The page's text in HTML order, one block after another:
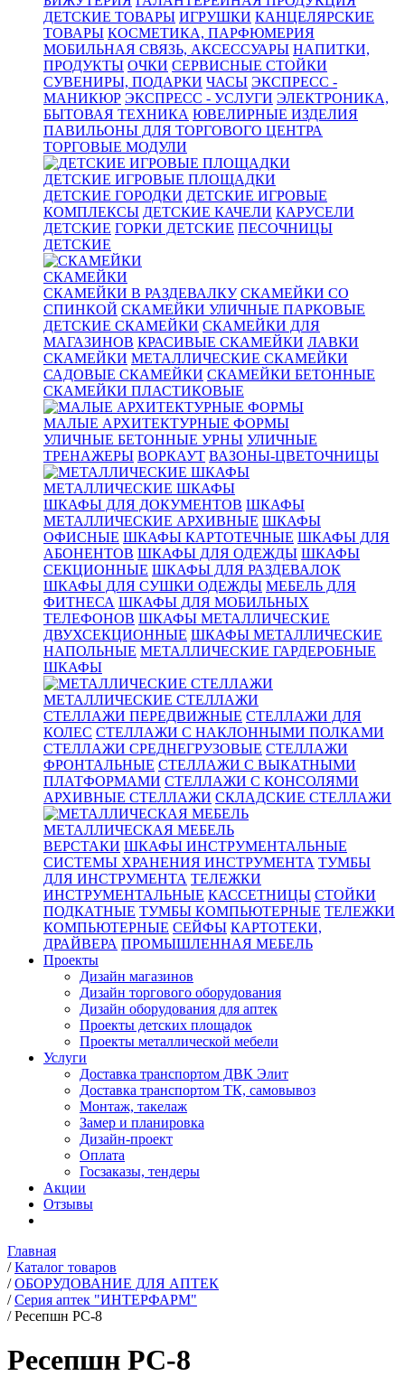
ДЕТСКИЕ ТОВАРЫ ИГРУШКИ КАНЦЕЛЯРСКИЕ
ТОВАРЫ КОСМЕТИКА, ПАРФЮМЕРИЯ
МОБИЛЬНАЯ СВЯЗЬ, АКСЕССУАРЫ НАПИТКИ,
ПРОДУКТЫ ОЧКИ СЕРВИСНЫЕ СТОЙКИ
СУВЕНИРЫ, ПОДАРКИ ЧАСЫ ЭКСПРЕСС -
МАНИКЮР ЭКСПРЕСС - УСЛУГИ ЭЛЕКТРОНИКА,
БЫТОВАЯ ТЕХНИКА ЮВЕЛИРНЫЕ ИЗДЕЛИЯ
ПАВИЛЬОНЫ ДЛЯ ТОРГОВОГО ЦЕНТРА
ТОРГОВЫЕ МОДУЛИ
ДЕТСКИЕ ИГРОВЫЕ ПЛОЩАДКИ
ДЕТСКИЕ ГОРОДКИ ДЕТСКИЕ ИГРОВЫЕ
КОМПЛЕКСЫ ДЕТСКИЕ КАЧЕЛИ КАРУСЕЛИ
ДЕТСКИЕ ГОРКИ ДЕТСКИЕ ПЕСОЧНИЦЫ
ДЕТСКИЕ
СКАМЕЙКИ
СКАМЕЙКИ В РАЗДЕВАЛКУ СКАМЕЙКИ СО
СПИНКОЙ СКАМЕЙКИ УЛИЧНЫЕ ПАРКОВЫЕ
ДЕТСКИЕ СКАМЕЙКИ СКАМЕЙКИ ДЛЯ
МАГАЗИНОВ КРАСИВЫЕ СКАМЕЙКИ ЛАВКИ
СКАМЕЙКИ МЕТАЛЛИЧЕСКИЕ СКАМЕЙКИ
САДОВЫЕ СКАМЕЙКИ СКАМЕЙКИ БЕТОННЫЕ
СКАМЕЙКИ ПЛАСТИКОВЫЕ
МАЛЫЕ АРХИТЕКТУРНЫЕ ФОРМЫ
УЛИЧНЫЕ БЕТОННЫЕ УРНЫ УЛИЧНЫЕ
ТРЕНАЖЕРЫ ВОРКАУТ ВАЗОНЫ-ЦВЕТОЧНИЦЫ
МЕТАЛЛИЧЕСКИЕ ШКАФЫ
ШКАФЫ ДЛЯ ДОКУМЕНТОВ ШКАФЫ
МЕТАЛЛИЧЕСКИЕ АРХИВНЫЕ ШКАФЫ
ОФИСНЫЕ ШКАФЫ КАРТОТЕЧНЫЕ ШКАФЫ ДЛЯ
АБОНЕНТОВ ШКАФЫ ДЛЯ ОДЕЖДЫ ШКАФЫ
СЕКЦИОННЫЕ ШКАФЫ ДЛЯ РАЗДЕВАЛОК
ШКАФЫ ДЛЯ СУШКИ ОДЕЖДЫ МЕБЕЛЬ ДЛЯ
ФИТНЕСА ШКАФЫ ДЛЯ МОБИЛЬНЫХ
ТЕЛЕФОНОВ ШКАФЫ МЕТАЛЛИЧЕСКИЕ
ДВУХСЕКЦИОННЫЕ ШКАФЫ МЕТАЛЛИЧЕСКИЕ
НАПОЛЬНЫЕ МЕТАЛЛИЧЕСКИЕ ГАРДЕРОБНЫЕ
ШКАФЫ
МЕТАЛЛИЧЕСКИЕ СТЕЛЛАЖИ
СТЕЛЛАЖИ ПЕРЕДВИЖНЫЕ СТЕЛЛАЖИ ДЛЯ
КОЛЕС СТЕЛЛАЖИ С НАКЛОННЫМИ ПОЛКАМИ
СТЕЛЛАЖИ СРЕДНЕГРУЗОВЫЕ СТЕЛЛАЖИ
ФРОНТАЛЬНЫЕ СТЕЛЛАЖИ С ВЫКАТНЫМИ
ПЛАТФОРМАМИ СТЕЛЛАЖИ С КОНСОЛЯМИ
АРХИВНЫЕ СТЕЛЛАЖИ СКЛАДСКИЕ СТЕЛЛАЖИ
МЕТАЛЛИЧЕСКАЯ МЕБЕЛЬ
ВЕРСТАКИ ШКАФЫ ИНСТРУМЕНТАЛЬНЫЕ
СИСТЕМЫ ХРАНЕНИЯ ИНСТРУМЕНТА ТУМБЫ
ДЛЯ ИНСТРУМЕНТА ТЕЛЕЖКИ
ИНСТРУМЕНТАЛЬНЫЕ КАССЕТНИЦЫ СТОЙКИ
ПОДКАТНЫЕ ТУМБЫ КОМПЬЮТЕРНЫЕ ТЕЛЕЖКИ
КОМПЬЮТЕРНЫЕ СЕЙФЫ КАРТОТЕКИ,
ДРАЙВЕРА ПРОМЫШЛЕННАЯ МЕБЕЛЬ
Проекты
Дизайн магазинов
Дизайн торгового оборудования
Дизайн оборудования для аптек
Проекты детских площадок
Проекты металлической мебели
Услуги
Доставка транспортом ДВК Элит
Доставка транспортом ТК, самовывоз
Монтаж, такелаж
Замер и планировка
Дизайн-проект
Оплата
Госзаказы, тендеры
Акции
Отзывы
Главная
/ Каталог товаров
/ ОБОРУДОВАНИЕ ДЛЯ АПТЕК
/ Серия аптек "ИНТЕРФАРМ"
/ Ресепшн РС-8
Ресепшн РС-8